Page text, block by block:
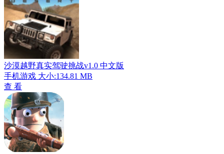
沙漠越野真实驾驶挑战v1.0 中文版
手机游戏 大小:134.81 MB
查 看